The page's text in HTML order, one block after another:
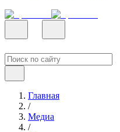
Главная
/
Медиа
/